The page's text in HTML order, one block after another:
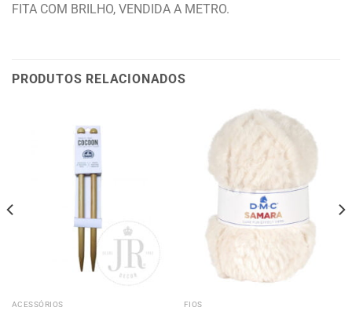
FITA COM BRILHO, VENDIDA A METRO.
PRODUTOS RELACIONADOS
ACESSÓRIOS FIOS